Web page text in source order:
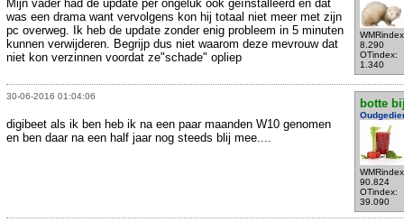
8.290
OTindex:
1.340
Mijn vader had de update per ongeluk ook geïnstalleerd en dat
was een drama want vervolgens kon hij totaal niet meer met zijn
pc overweg. Ik heb de update zonder enig probleem in 5 minuten
kunnen verwijderen. Begrijp dus niet waarom deze mevrouw dat
niet kon verzinnen voordat ze"schade" opliep
30-06-2016 01:04:06
botte
90.824
OTindex:
39.090
digibeet als ik ben heb ik na een paar maanden W10 genomen
en ben daar na een half jaar nog steeds blij mee....